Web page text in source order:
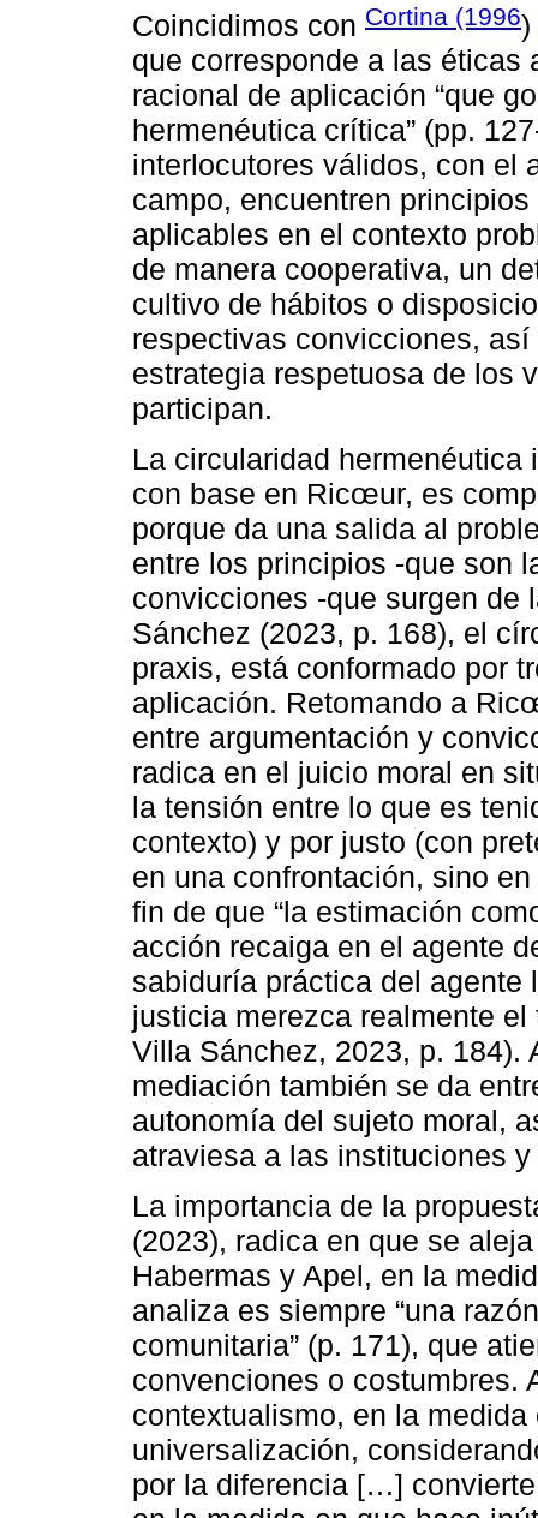
Coincidimos con Cortina (1996)
que corresponde a las éticas
racional de aplicación “que
hermenéutica crítica” (pp.
interlocutores válidos, con el
campo, encuentren
aplicables en el contexto
de manera cooperativa, un
cultivo de hábitos o
respectivas convicciones,
estrategia respetuosa de los
participan.
La circularidad
con base en Ricœur, es
porque da una salida al
entre los principios -que son
convicciones -que surgen de
Sánchez (2023, p. 168), el
praxis, está conformado por
aplicación. Retomando a
entre argumentación y
radica en el juicio moral en
la tensión entre lo que es
contexto) y por justo (con
en una confrontación, sino
fin de que “la estimación
acción recaiga en el agente
sabiduría práctica del agente
justicia merezca realmente
Villa Sánchez, 2023, p. 184).
mediación también se da
autonomía del sujeto moral,
atraviesa a las instituciones
La importancia de la
(2023), radica en que se
Habermas y Apel, en la
analiza es siempre “una
comunitaria” (p. 171), que
convenciones o costumbres.
contextualismo, en la
universalización,
por la diferencia […]